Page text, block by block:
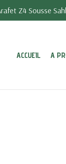
Z4 Sousse
ACCUEIL A